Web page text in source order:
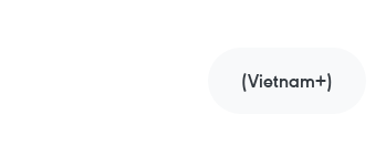
(Vietnam+)